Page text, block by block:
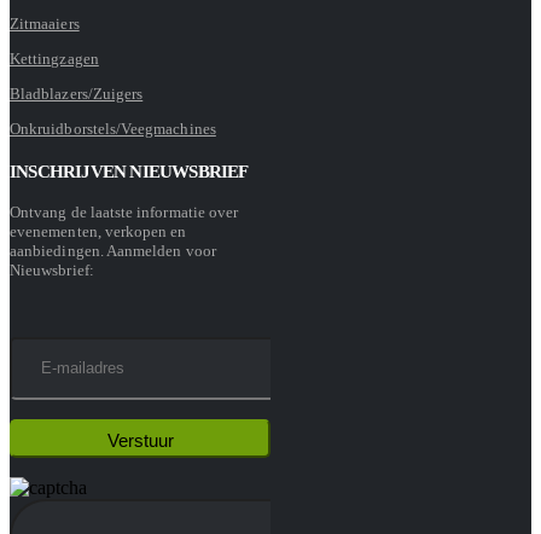
Zitmaaiers
Kettingzagen
Bladblazers/Zuigers
Onkruidborstels/Veegmachines
INSCHRIJVEN NIEUWSBRIEF
Ontvang de laatste informatie over
evenementen, verkopen en
aanbiedingen. Aanmelden voor
Nieuwsbrief: